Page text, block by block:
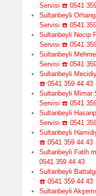
Servisi ☎️ 0541
Sultanbeyli
Servisi ☎️ 0541
Sultanbeyli Necip
Servisi ☎️ 0541
Sultanbeyli
Servisi ☎️ 0541
Sultanbeyli
☎️ 0541 359 44 43
Sultanbeyli Mimar
Servisi ☎️ 0541
Sultanbeyli
Servisi ☎️ 0541
Sultanbeyli
☎️ 0541 359 44 43
Sultanbeyli Fatih
0541 359 44 43
Sultanbeyli
☎️ 0541 359 44 43
Sultanbeyli